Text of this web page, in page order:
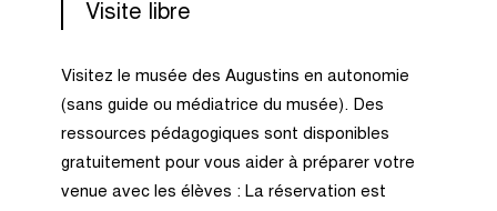
Visite libre
Visitez le musée des Augustins en autonomie
(sans guide ou médiatrice du musée). Des
ressources pédagogiques sont disponibles
gratuitement pour vous aider à préparer votre
venue avec les élèves : La réservation est